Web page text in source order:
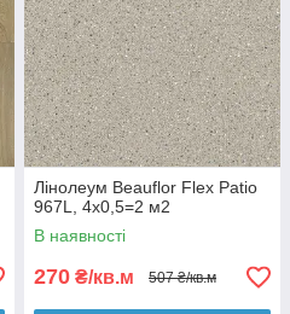
Лінолеум Beauflor Flex Patio
967L, 4х0,5=2 м2
В наявності
270 ₴/кв.м 507 ₴/кв.м